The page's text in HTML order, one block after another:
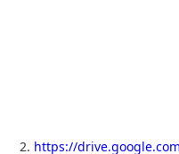
2. https://